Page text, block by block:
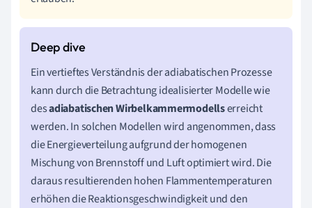
Ein vertieftes Verständnis der adiabatischen Prozesse
kann durch die Betrachtung idealisierter Modelle wie
desadiabatischen Wirbelkammermodellserreicht
werden. In solchen Modellen wird angenommen, dass
die Energieverteilung aufgrund der homogenen
Mischung von Brennstoff und Luft optimiert wird. Die
daraus resultierenden hohen Flammentemperaturen
erhöhen die Reaktionsgeschwindigkeit und den